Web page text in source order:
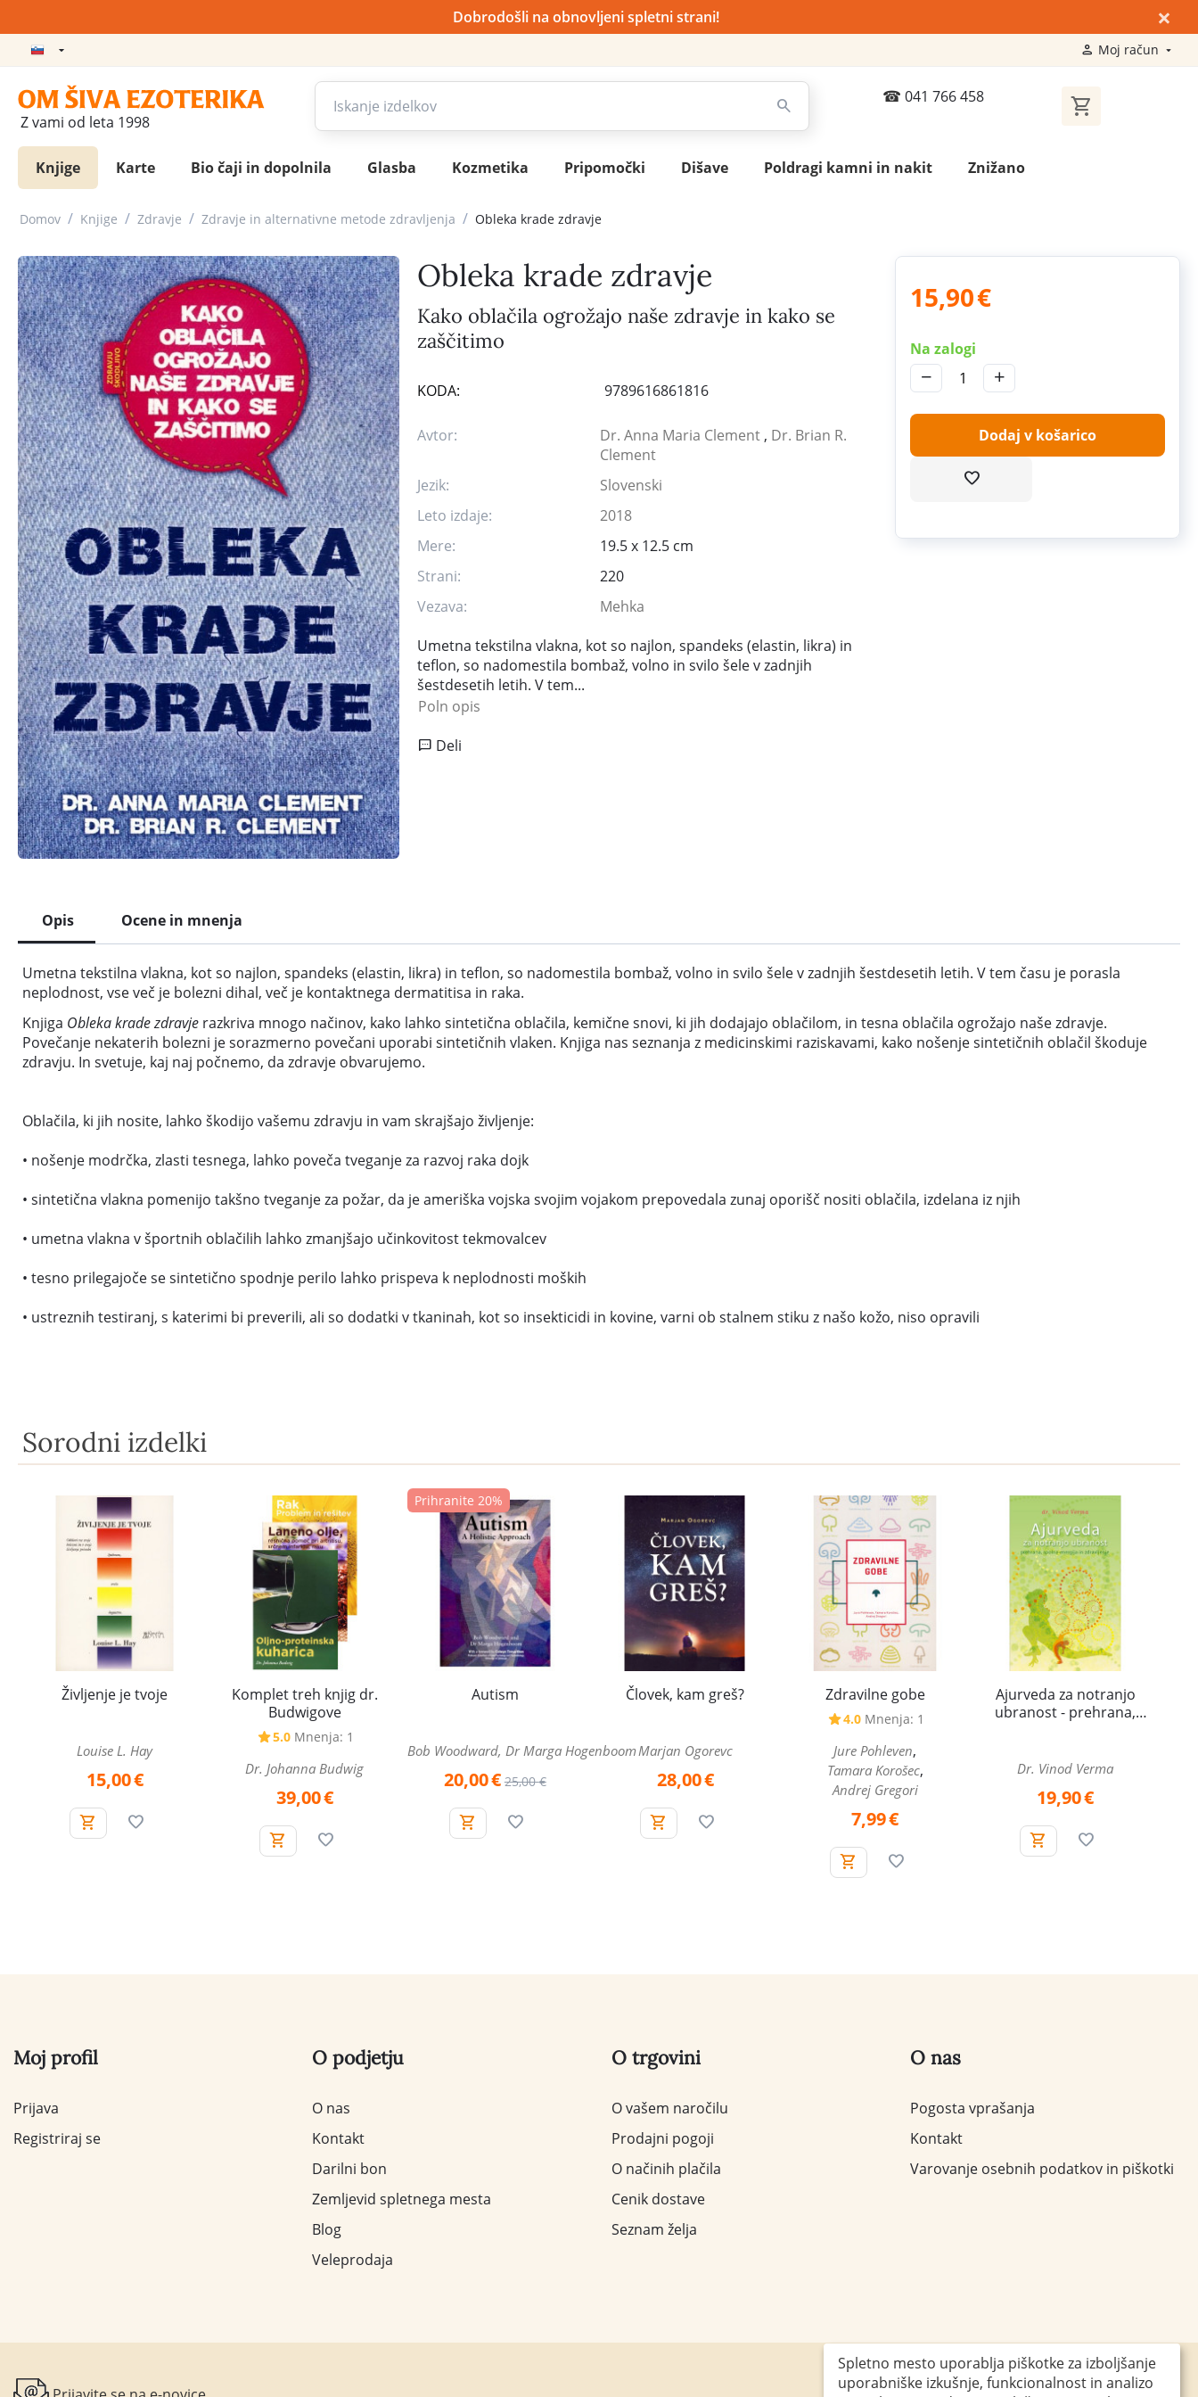
Dobrodošli na obnovljeni spletni strani! ×
Moj račun
Z vami od leta 1998
041 766 458
Knjige Karte Bio čaji in dopolnila Glasba Kozmetika Pripomočki Dišave Poldragi kamni in nakit Znižano
Domov / Knjige / Zdravje / Zdravje in alternativne metode zdravljenja / Obleka krade zdravje
Obleka krade zdravje
Kako oblačila ogrožajo naše zdravje in kako se
zaščitimo
KODA: 9789616861816
Avtor: Dr. Anna Maria Clement , Dr. Brian R.
Clement
Jezik:
Slovenski
Leto izdaje:
2018
Mere:
19.5 x 12.5 cm
Strani:
220
Vezava:
Mehka
Umetna tekstilna vlakna, kot so najlon, spandeks (elastin, likra) in
teflon, so nadomestila bombaž, volno in svilo šele v zadnjih
šestdesetih letih. V tem...
Poln opis
15,90€
Na zalogi
+
−
Dodaj v košarico
Deli
Opis Ocene in mnenja
Umetna tekstilna vlakna, kot so najlon, spandeks (elastin, likra) in teflon, so nadomestila bombaž, volno in svilo šele v zadnjih šestdesetih letih. V tem času je porasla
neplodnost, vse več je bolezni dihal, več je kontaktnega dermatitisa in raka.
Knjiga Obleka krade zdravje razkriva mnogo načinov, kako lahko sintetična oblačila, kemične snovi, ki jih dodajajo oblačilom, in tesna oblačila ogrožajo naše zdravje.
Povečanje nekaterih bolezni je sorazmerno povečani uporabi sintetičnih vlaken. Knjiga nas seznanja z medicinskimi raziskavami, kako nošenje sintetičnih oblačil škoduje
zdravju. In svetuje, kaj naj počnemo, da zdravje obvarujemo.
Oblačila, ki jih nosite, lahko škodijo vašemu zdravju in vam skrajšajo življenje:
• nošenje modrčka, zlasti tesnega, lahko poveča tveganje za razvoj raka dojk
• sintetična vlakna pomenijo takšno tveganje za požar, da je ameriška vojska svojim vojakom prepovedala zunaj oporišč nositi oblačila, izdelana iz njih
• umetna vlakna v športnih oblačilih lahko zmanjšajo učinkovitost tekmovalcev
• tesno prilegajoče se sintetično spodnje perilo lahko prispeva k neplodnosti moških
• ustreznih testiranj, s katerimi bi preverili, ali so dodatki v tkaninah, kot so insekticidi in kovine, varni ob stalnem stiku z našo kožo, niso opravili
Sorodni izdelki
Življenje je tvoje
Louise L. Hay
15,00€
Komplet treh knjig dr.
Budwigove
5.0 Mnenja: 1
Dr. Johanna Budwig
39,00€
Prihranite 20%
Autism
Bob Woodward, Dr Marga Hogenboom
20,00€ 25,00 €
Človek, kam greš?
Marjan Ogorevc
28,00€
Zdravilne gobe
4.0 Mnenja: 1
Jure Pohleven,
Tamara Korošec,
Andrej Gregori
7,99€
Ajurveda za notranjo
ubranost - prehrana,
Dr. Vinod Verma
19,90€
Moj profil
Prijava
Registriraj se
O podjetju
O nas
Kontakt
Darilni bon
Zemljevid spletnega mesta
Blog
Veleprodaja
O trgovini
O vašem naročilu
Prodajni pogoji
O načinih plačila
Cenik dostave
Seznam želja
O nas
Pogosta vprašanja
Kontakt
Varovanje osebnih podatkov in piškotki
Spletno mesto uporablja piškotke za izboljšanje
uporabniške izkušnje, funkcionalnost in analizo